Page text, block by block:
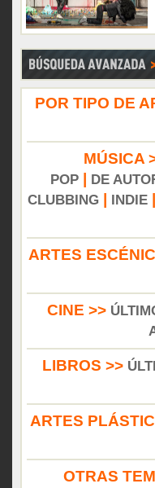
POR TIPO DE
MÚSICA
POP
DE
CLUBBING
INDIE
ARTES
CINE >>
LIBROS >>
ARTES
OTRAS